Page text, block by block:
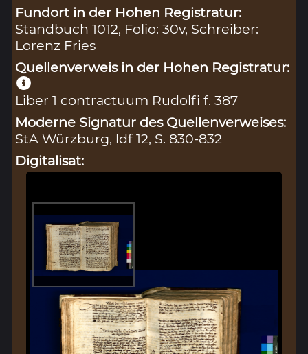
Fundort in der Hohen Registratur:
Standbuch 1012, Folio: 30v, Schreiber:
Lorenz Fries
Quellenverweis in der Hohen Registratur:
Liber 1 contractuum Rudolfi f. 387
Moderne Signatur des Quellenverweises:
StA Würzburg, ldf 12, S. 830-832
Digitalisat: